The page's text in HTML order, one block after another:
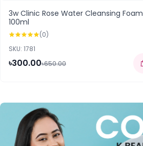
3w Clinic Rose Water Cleansing Foam
100ml
(0)
SKU: 1781
৳300.00৳650.00